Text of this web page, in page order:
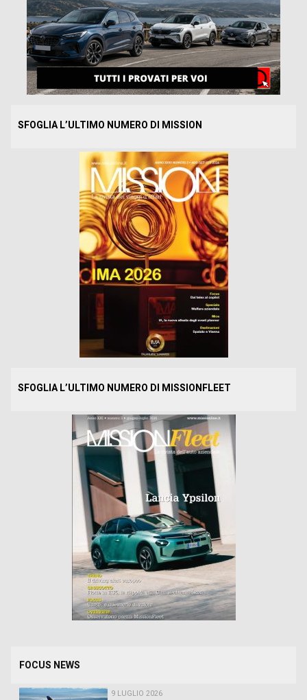
SFOGLIA L’ULTIMO NUMERO DI MISSION
SFOGLIA L’ULTIMO NUMERO DI MISSIONFLEET
FOCUS NEWS
9 LUGLIO 2026